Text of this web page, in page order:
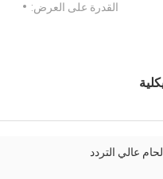
القدرة على العرض:
لحام عالي التردد